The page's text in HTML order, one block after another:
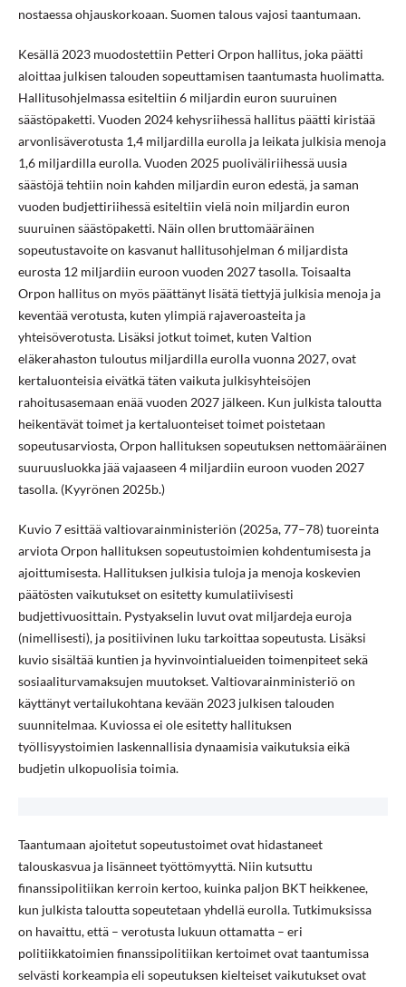
nostaessa ohjauskorkoaan. Suomen talous vajosi taantumaan.
Kesällä 2023 muodostettiin Petteri Orpon hallitus, joka päätti
aloittaa julkisen talouden sopeuttamisen taantumasta huolimatta.
Hallitusohjelmassa esiteltiin 6 miljardin euron suuruinen
säästöpaketti. Vuoden 2024 kehysriihessä hallitus päätti kiristää
arvonlisäverotusta 1,4 miljardilla eurolla ja leikata julkisia menoja
1,6 miljardilla eurolla. Vuoden 2025 puoliväliriihessä uusia
säästöjä tehtiin noin kahden miljardin euron edestä, ja saman
vuoden budjettiriihessä esiteltiin vielä noin miljardin euron
suuruinen säästöpaketti. Näin ollen bruttomääräinen
sopeutustavoite on kasvanut hallitusohjelman 6 miljardista
eurosta 12 miljardiin euroon vuoden 2027 tasolla. Toisaalta
Orpon hallitus on myös päättänyt lisätä tiettyjä julkisia menoja ja
keventää verotusta, kuten ylimpiä rajaveroasteita ja
yhteisöverotusta. Lisäksi jotkut toimet, kuten Valtion
eläkerahaston tuloutus miljardilla eurolla vuonna 2027, ovat
kertaluonteisia eivätkä täten vaikuta julkisyhteisöjen
rahoitusasemaan enää vuoden 2027 jälkeen. Kun julkista taloutta
heikentävät toimet ja kertaluonteiset toimet poistetaan
sopeutusarviosta, Orpon hallituksen sopeutuksen nettomääräinen
suuruusluokka jää vajaaseen 4 miljardiin euroon vuoden 2027
tasolla. (Kyyrönen 2025b.)
Kuvio 7 esittää valtiovarainministeriön (2025a, 77–78) tuoreinta
arviota Orpon hallituksen sopeutustoimien kohdentumisesta ja
ajoittumisesta. Hallituksen julkisia tuloja ja menoja koskevien
päätösten vaikutukset on esitetty kumulatiivisesti
budjettivuosittain. Pystyakselin luvut ovat miljardeja euroja
(nimellisesti), ja positiivinen luku tarkoittaa sopeutusta. Lisäksi
kuvio sisältää kuntien ja hyvinvointialueiden toimenpiteet sekä
sosiaaliturvamaksujen muutokset. Valtiovarainministeriö on
käyttänyt vertailukohtana kevään 2023 julkisen talouden
suunnitelmaa. Kuviossa ei ole esitetty hallituksen
työllisyystoimien laskennallisia dynaamisia vaikutuksia eikä
budjetin ulkopuolisia toimia.
Taantumaan ajoitetut sopeutustoimet ovat hidastaneet
talouskasvua ja lisänneet työttömyyttä. Niin kutsuttu
finanssipolitiikan kerroin kertoo, kuinka paljon BKT heikkenee,
kun julkista taloutta sopeutetaan yhdellä eurolla. Tutkimuksissa
on havaittu, että – verotusta lukuun ottamatta – eri
politiikkatoimien finanssipolitiikan kertoimet ovat taantumissa
selvästi korkeampia eli sopeutuksen kielteiset vaikutukset ovat